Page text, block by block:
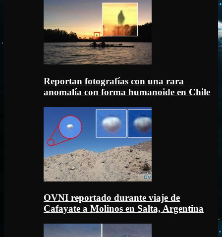
Reportan fotografías con una rara
anomalía con forma humanoide en Chile
OVNI reportado durante viaje de
Cafayate a Molinos en Salta, Argentina